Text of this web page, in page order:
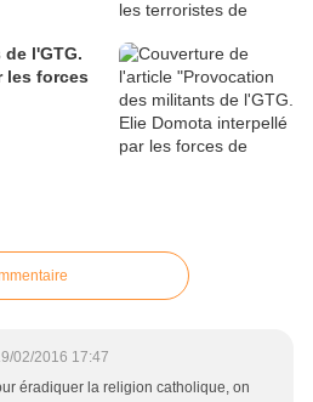
l'GTG.
les forces
02/2016 17:47
éradiquer la religion catholique, on